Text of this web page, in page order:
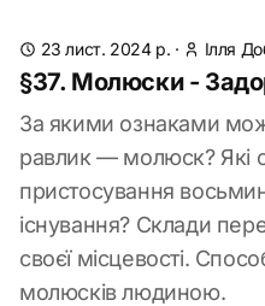
23 лист. 2024 р. · Ілля
§37. Молюски -
За якими ознаками
равлик — молюск? Які
пристосування
існування? Склади
своєї місцевості.
молюсків людиною.